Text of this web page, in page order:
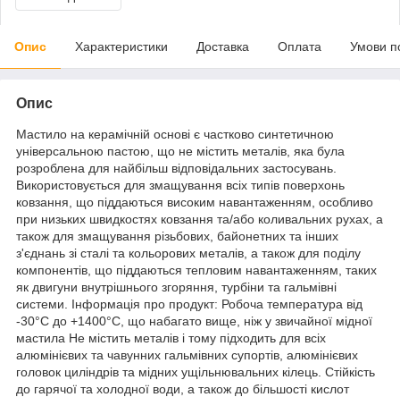
Опис Характеристики Доставка Оплата Умови
Опис
Мастило на керамічній основі є частково синтетичною
універсальною пастою, що не містить металів, яка була
розроблена для найбільш відповідальних застосувань.
Використовується для змащування всіх типів поверхонь
ковзання, що піддаються високим навантаженням, особливо
при низьких швидкостях ковзання та/або коливальних рухах, а
також для змащування різьбових, байонетних та інших
з'єднань зі сталі та кольорових металів, а також для поділу
компонентів, що піддаються тепловим навантаженням, таких
як двигуни внутрішнього згоряння, турбіни та гальмівні
системи. Інформація про продукт: Робоча температура від
-30°C до +1400°C, що набагато вище, ніж у звичайної мідної
мастила Не містить металів і тому підходить для всіх
алюмінієвих та чавунних гальмівних супортів, алюмінієвих
головок циліндрів та мідних ущільнювальних кілець. Стійкість
до гарячої та холодної води, а також до більшості кислот